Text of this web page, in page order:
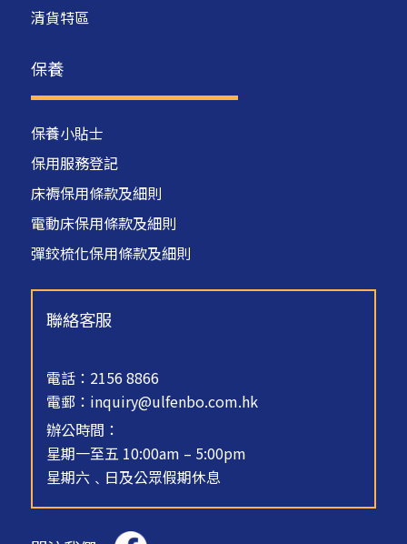
清貨特區
保養
保養小貼士
保用服務登記
床褥保用條款及細則
電動床保用條款及細則
彈鉸梳化保用條款及細則
聯絡客服
電話：2156 8866
電郵： inquiry@ulfenbo.com.hk
辦公時間：
星期一至五 10:00am – 5:00pm
星期六﹑日及公眾假期休息